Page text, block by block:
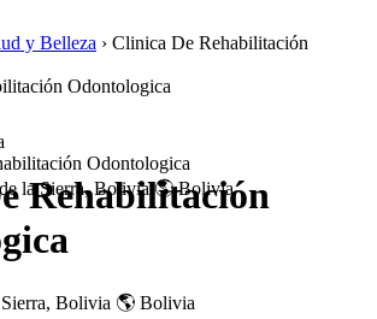
y Belleza › Clinica De Rehabilitación
Odontologica
la Sierra, Bolivia 🌎 Bolivia
Rehabilitación
Bolivia 🌎 Bolivia